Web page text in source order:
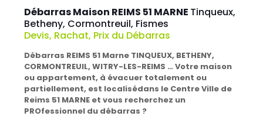
Débarras Maison REIMS 51 MARNE Tinqueux,
Betheny, Cormontreuil, Fismes
Devis, Rachat, Prix du Débarras
Débarras REIMS 51 Marne TINQUEUX, BETHENY,
CORMONTREUIL, WITRY-LES-REIMS … Votre maison
ou appartement, à évacuer totalement ou
partiellement, est localisédans le Centre Ville de
Reims 51 MARNE et vous recherchez un
PROfessionnel du débarras ?